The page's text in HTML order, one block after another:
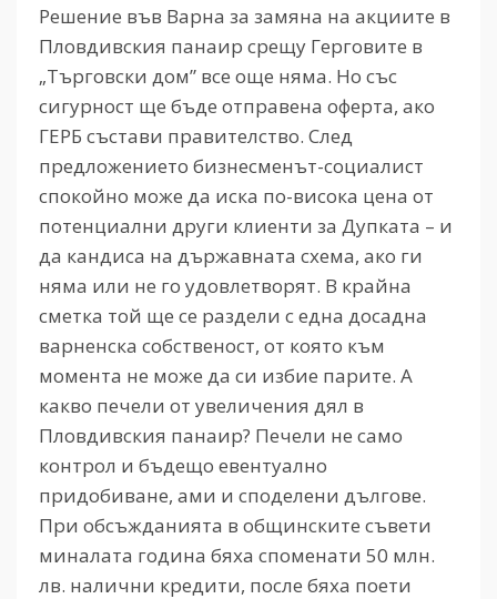
Решение във Варна за замяна на акциите в
Пловдивския панаир срещу Герговите в
„Търговски дом” все още няма. Но със
сигурност ще бъде отправена оферта, ако
ГЕРБ състави правителство. След
предложението бизнесменът-социалист
спокойно може да иска по-висока цена от
потенциални други клиенти за Дупката – и
да кандиса на държавната схема, ако ги
няма или не го удовлетворят. В крайна
сметка той ще се раздели с една досадна
варненска собственост, от която към
момента не може да си избие парите. А
какво печели от увеличения дял в
Пловдивския панаир? Печели не само
контрол и бъдещо евентуално
придобиване, ами и споделени дългове.
При обсъжданията в общинските съвети
миналата година бяха споменати 50 млн.
лв. налични кредити, после бяха поети